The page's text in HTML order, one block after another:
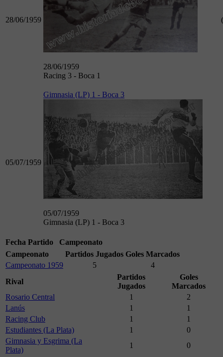
28/06/1959
28/06/1959
Racing 3 - Boca 1
05/07/1959
Gimnasia (LP) 1 - Boca 3
05/07/1959
Gimnasia (LP) 1 - Boca 3
Fecha Partido
Campeonato
Campeonato
Partidos Jugados Goles Marcados
Campeonato 1959
5
4
Rival
Partidos
Jugados
Goles
Marcados
Rosario Central
1
2
Lanús
1
1
Racing Club
1
1
Estudiantes (La Plata)
1
0
Gimnasia y Esgrima (La
Plata)
1
0